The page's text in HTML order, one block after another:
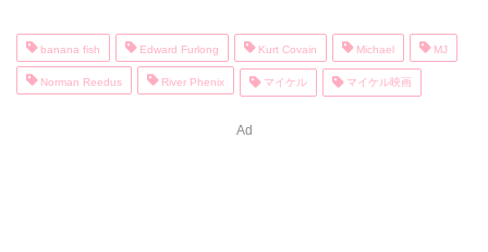
banana fish Edward Furlong Kurt Covain Michael MJ
Norman Reedus River Phenix マイケル マイケル映画
Ad